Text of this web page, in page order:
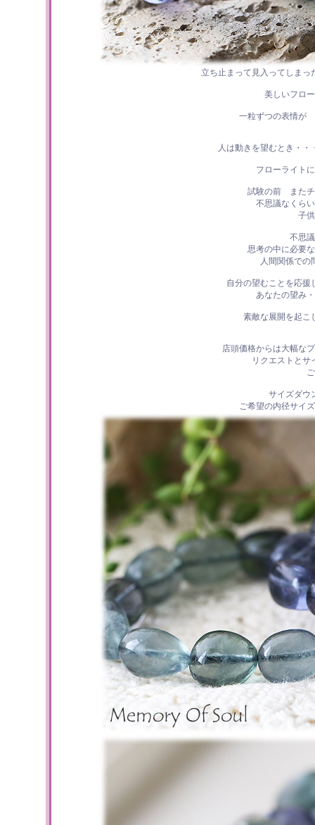
立ち止まって見入ってしま
美しいフロ
一粒ずつの表情が
人は動きを望むとき・
フローライト
試験の前 またチ
不思議なくら
子
不思
思考の中に必要
人間関係での
自分の望むことを応
あなたの望み
素敵な展開を起こ
店頭価格からは大幅な
リクエストとサ
サイズダウ
ご希望の内径サイ